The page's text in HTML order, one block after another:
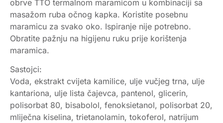
obrve TTO termalnom maramicom u kombinaciji sa
masažom ruba očnog kapka. Koristite posebnu
maramicu za svako oko. Ispiranje nije potrebno.
Obratite pažnju na higijenu ruku prije korištenja
maramica.
Sastojci:
Voda, ekstrakt cvijeta kamilice, ulje vučjeg trna, ulje
kantariona, ulje lista čajevca, pantenol, glicerin,
polisorbat 80, bisabolol, fenoksietanol, polisorbat 20,
mliječna kiselina, trietanolamin, tokoferol, natrijum